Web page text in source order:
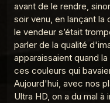
13
MDG 9 Les
La Madeleine
14
MDG 8 La
La Madeleine
15
MDG 7 Le
La Madeleine
avant de le rendre,
soir venu, en lançant
le vendeur s’était
parler de la qualité
apparaissaient quand
ces couleurs qui
Aujourd'hui, avec nos
Ultra HD, on a du mal